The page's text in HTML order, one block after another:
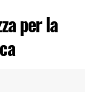
per la